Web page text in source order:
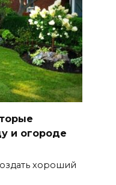
и огороде
хороший